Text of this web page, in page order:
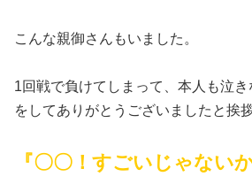
こんな親御さんもいました。
1回戦で負けてしまって、本人も泣
をしてありがとうございましたと挨
『〇〇！すごいじゃない